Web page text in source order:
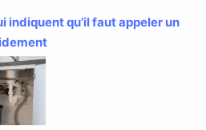
indiquent qu’il faut appeler un